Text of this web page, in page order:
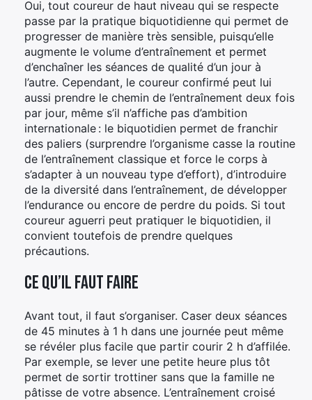
Oui, tout coureur de haut niveau qui se respecte
passe par la pratique biquotidienne qui permet de
progresser de manière très sensible, puisqu’elle
augmente le volume d’entraînement et permet
d’enchaîner les séances de qualité d’un jour à
l’autre. Cependant, le coureur confirmé peut lui
aussi prendre le chemin de l’entraînement deux fois
par jour, même s’il n’affiche pas d’ambition
internationale : le biquotidien permet de franchir
des paliers (surprendre l’organisme casse la routine
de l’entraînement classique et force le corps à
s’adapter à un nouveau type d’effort), d’introduire
de la diversité dans l’entraînement, de développer
l’endurance ou encore de perdre du poids. Si tout
coureur aguerri peut pratiquer le biquotidien, il
convient toutefois de prendre quelques
précautions.
Ce qu’il faut faire
Avant tout, il faut s’organiser. Caser deux séances
de 45 minutes à 1 h dans une journée peut même
se révéler plus facile que partir courir 2 h d’affilée.
Par exemple, se lever une petite heure plus tôt
permet de sortir trottiner sans que la famille ne
pâtisse de votre absence. L’entraînement croisé